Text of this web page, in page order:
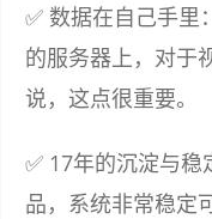
✅ 数据在自己手里
的服务器上，对于
说，这点很重要。
✅ 17年的沉淀与
品，系统非常稳定